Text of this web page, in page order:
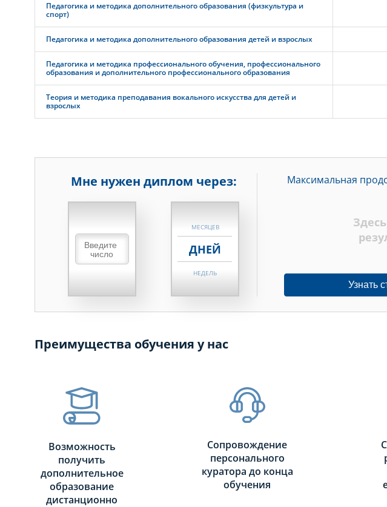
Педагогика и методика дополнительного образования (физкультура и
спорт)
Педагогика и методика дополнительного образования детей и взрослых
Педагогика и методика профессионального обучения, профессионального
образования и дополнительного профессионального образования
Теория и методика преподавания вокального искусства для детей и
взрослых
Мне нужен диплом через:
НЕДЕЛЬ
МЕСЯЦЕВ
ДНЕЙ
НЕДЕЛЬ
МЕСЯЦЕВ
НЕДЕЛЬ
Максимальная
Узнать
Преимущества обучения у нас
Возможность
получить
дополнительное
образование
дистанционно
Сопровождение
персонального
куратора до конца
обучения